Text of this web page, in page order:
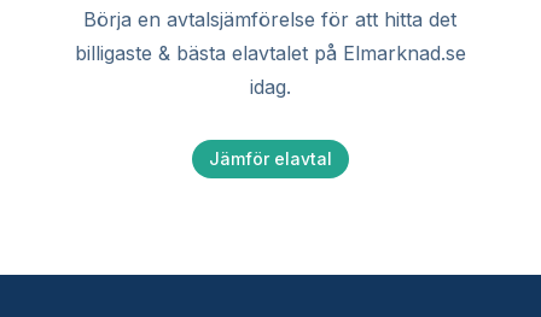
Börja en avtalsjämförelse för att hitta det
billigaste & bästa elavtalet på Elmarknad.se
idag.
Jämför elavtal